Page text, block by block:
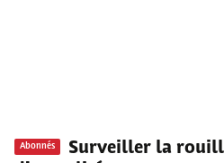
Abonnés
Surveiller la